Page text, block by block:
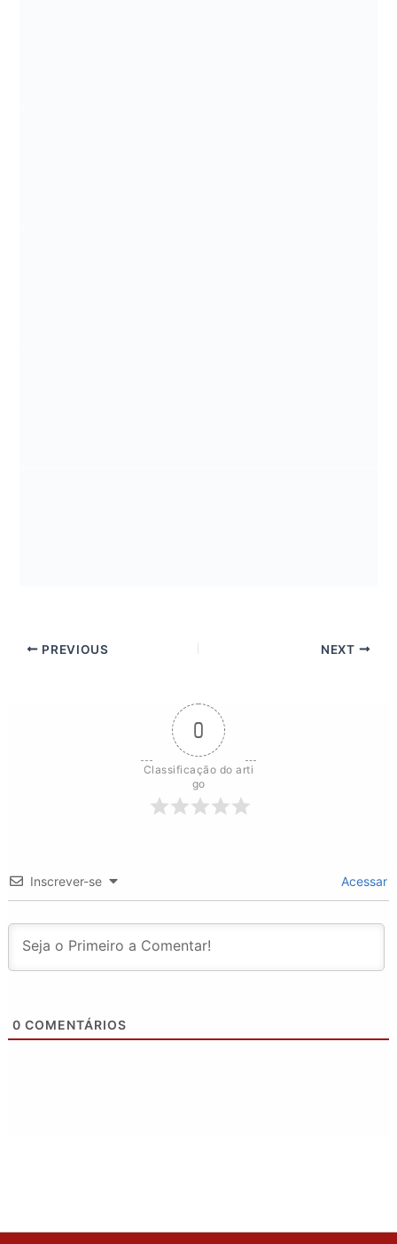
PREVIOUS NEXT
0
Classificação do arti
go
Inscrever-se Acessar
0 COMENTÁRIOS